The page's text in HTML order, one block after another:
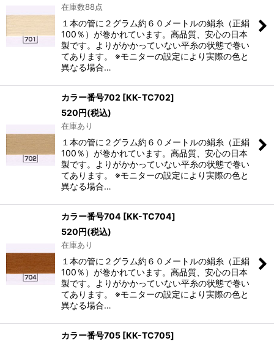
在庫数88点
１本の管に２グラム約６０メートルの絹糸（正絹
100％）が巻かれています。高品質、安心の日本
製です。よりがかかっていない平糸の状態で巻い
てあります。 ※モニターの設定により実際の色と
異なる場合…
カラー番号702 [KK-TC702]
520円(税込)
在庫あり
１本の管に２グラム約６０メートルの絹糸（正絹
100％）が巻かれています。高品質、安心の日本
製です。よりがかかっていない平糸の状態で巻い
てあります。 ※モニターの設定により実際の色と
異なる場合…
カラー番号704 [KK-TC704]
520円(税込)
在庫あり
１本の管に２グラム約６０メートルの絹糸（正絹
100％）が巻かれています。高品質、安心の日本
製です。よりがかかっていない平糸の状態で巻い
てあります。 ※モニターの設定により実際の色と
異なる場合…
カラー番号705 [KK-TC705]